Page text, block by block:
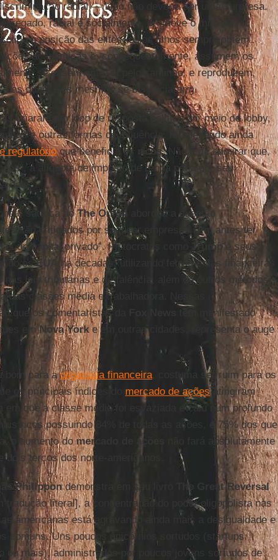
racial — isso não deveria ser uma surpresa.
racial e socialmente, promove o mito da
a posição das elites, cujos filhos sempre obtêm
acadêmicas e, consequentemente, assumem os
se casam entre si pelo caminho, e reproduzem,
das quais eles mesmos se beneficiaram).
criaram um loop de resposta político por meio de lobby,
e outras formas de influência, fortalecendo ainda
regulatórioque beneficia os ricos. Não é de admirar que,
a alíquota de imposto de renda paga por seu
dele.
satírica doThe Onion
abordou a questão
são criticados por saquear empresas sem antes ter
de capital privado”. Plutocratas como
Trumpe seus
osEUA
há décadas, utilizando ferramentas financeiras
leis tributárias e de falência, além de outros métodos,
das classes média e trabalhadora. Nessas
que os comentaristas da
têm manifestado
emNova Yorke em outras cidades, representa o auge
bom para aoligarquia financeira, costuma ser ruim para os
os principais índices do mercado de açõesatingiram
em que a classe média foi esvaziada e caiu num profundo
ricos possuindo 84% de todas as ações, e 75% dos que
o aumento domercado de ações
não fará absolutamente
dois terços dos norte-americanos.
Philippondemonstra em seu livro
The Great Reversal
tradução literal], a concentração do poder oligopolista nas
americanas está agravando ainda mais a desigualdade e
comuns. Uns poucos unicórnios sortudos (startups
ou mais), administrados por poucos jovens sortudos de